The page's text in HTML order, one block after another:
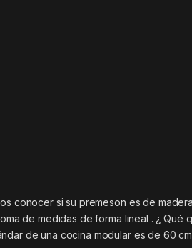
conocer si su premeson es de
de medidas de forma lineal . ¿ Qué
de una cocina modular es de 60